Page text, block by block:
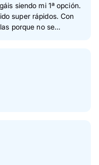
siendo mi 1ª opción.
super rápidos. Con
porque no se